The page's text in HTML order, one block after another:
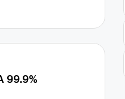
3
99.9%